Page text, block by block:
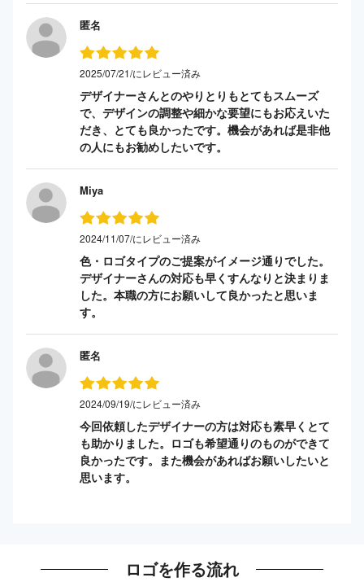
匿名
2025/07/21/にレビュー済み
デザイナーさんとのやりとりもとてもスムーズ
で、デザインの調整や細かな要望にもお応えいた
だき、とても良かったです。機会があれば是非他
の人にもお勧めしたいです。
Miya
2024/11/07/にレビュー済み
色・ロゴタイプのご提案がイメージ通りでした。
デザイナーさんの対応も早くすんなりと決まりま
した。本職の方にお願いして良かったと思いま
す。
匿名
2024/09/19/にレビュー済み
今回依頼したデザイナーの方は対応も素早くとて
も助かりました。ロゴも希望通りのものができて
良かったです。また機会があればお願いしたいと
思います。
ロゴを作る流れ